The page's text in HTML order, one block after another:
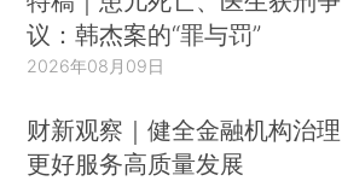
议：韩杰案的“罪与罚”
2026年08月09日
财新观察｜健全金融机构治理
更好服务高质量发展